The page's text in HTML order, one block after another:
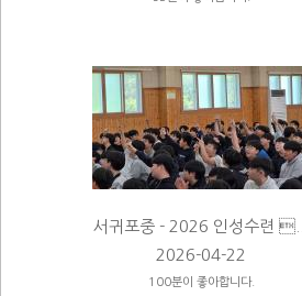
서귀포중 - 2026 인성수련 ...
2026-04-22
100분이 좋아합니다.